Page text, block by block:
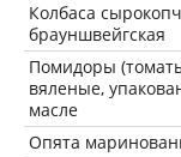
Колбаса
брауншвейгская
Помидоры
вяленые,
масле
Опята